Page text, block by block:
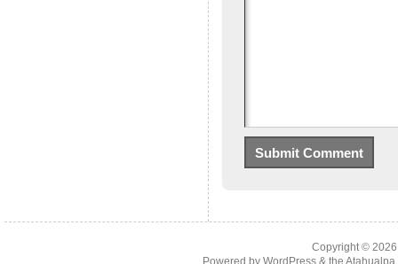
Copyright ©
Powered by WordPress& the Atahualpa